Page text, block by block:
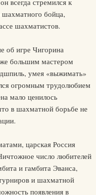
шахматного бойца,
шахматистов.
об игре Чигорина
большим мастером
умея «выжимать»
огромным трудолюбием
мало ценилось
в шахматной борьбе не
царская Россия
число любителей
и гамбита Эванса,
и шахматной
появления в